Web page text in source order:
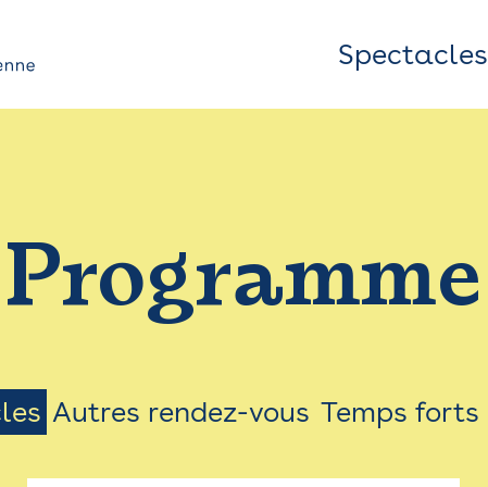
Top
Bar
Menu
Spectacles
Programme
Autres rendez-vous Temps forts